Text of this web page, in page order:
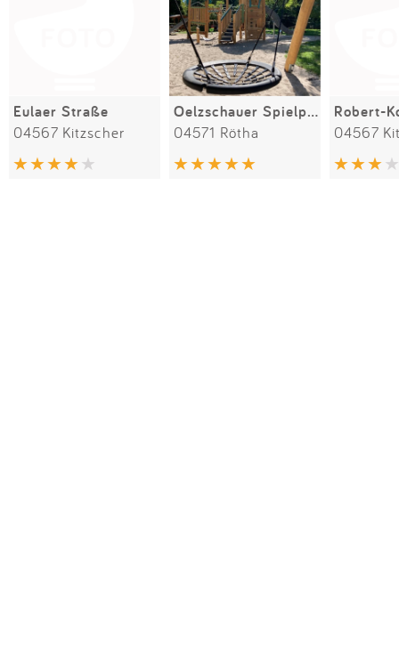
Eulaer Straße
04567 Kitzscher
Oelzschauer Spielpatz
04571 Rötha
Robert-
04567